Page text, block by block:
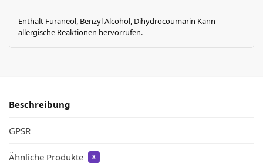
Enthält Furaneol, Benzyl Alcohol, Dihydrocoumarin Kann
allergische Reaktionen hervorrufen.
Beschreibung
GPSR
Ähnliche Produkte 8